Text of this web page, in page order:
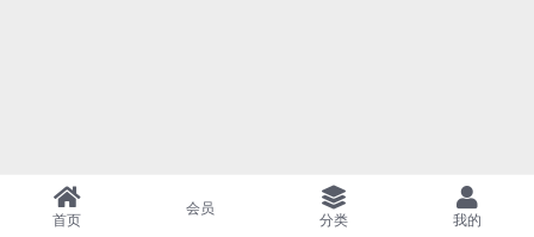
首页
会员
分类 我的